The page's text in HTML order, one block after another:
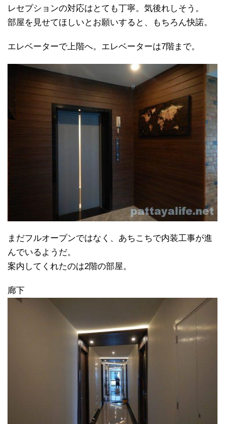
レセプションの対応はとても丁寧。気後れしそう。
部屋を見せてほしいとお願いすると、もちろん快諾。
エレベーターで上階へ。エレベーターは7階まで。
まだフルオープンではなく、あちこちで内装工事が進
んでいるようだ。
案内してくれたのは2階の部屋。
廊下